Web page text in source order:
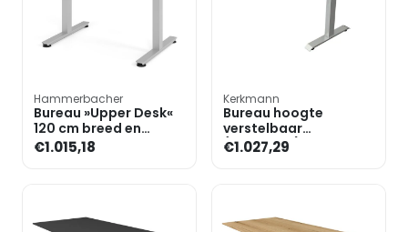
Hammerbacher
Bureau »Upper Desk«
120 cm breed en
elektrisch in hoogte
verstelbaar tot 128,5 c
€1.015,18
Kerkmann
Bureau hoogte
verstelbaar
(elektrisch) »Move 4«
200 cm T-poot
€1.027,29